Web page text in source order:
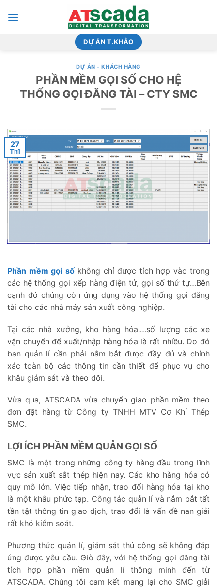
qua
DỰ ÁN T.KHẢO
DỰ ÁN - KHÁCH HÀNG
PHẦN MỀM GỌI SỐ CHO HỆ
THỐNG GỌI ĐĂNG TÀI – CTY SMC
27
Th1
Phần mềm gọi sốkhông chỉ được tích hợp vào trong
các hệ thống gọi xếp hàng điện tử, gọi số thứ tự…Bên
cạnh đó chúng còn ứng dụng vào hệ thống gọi đăng
tài cho các nhà máy sản xuất công nghiệp.
Tại các nhà xưởng, kho hàng hóa,…số lượng các xe
vận chuyển để xuất/nhập hàng hóa là rất nhiều. Do đó
ban quản lí cần phải nắm bắt được đầy đủ và chính
xác toàn bộ các thông tin cần thiết để phục vụ cho
khâu giám sát và theo dõi.
Vừa qua, ATSCADA vừa chuyển giao phần mềm theo
đơn đặt hàng từ Công ty TNHH MTV Cơ Khí Thép
SMC.
LỢI ÍCH PHẦN MỀM QUẢN GỌI SỐ
SMC là một trong những công ty hàng đầu trong lĩnh
vực sản xuất sắt thép hiện nay. Các kho hàng hóa có
quy mô lớn. Việc tiếp nhận, trao đổi hàng hóa tại kho
là một khâu phức tạp. Công tác quản lí và nắm bắt tất
tần tật thông tin giao dịch, trao đổi là vấn đề nan giải
rất khó kiểm soát.
Phương thức quản lí, giám sát thủ công sẽ không đáp
ứng được yêu cầu. Giờ đây, với hệ thống gọi đăng tài
tích hợp phần mềm quản lí thông minh đến từ
ATSCADA. Chúng tôi cam kết mang lại cho SMC giải